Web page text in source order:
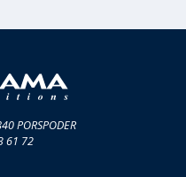
PORSPODER
61 72